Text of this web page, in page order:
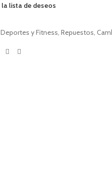
la lista de deseos
Deportes y Fitness, Repuestos,